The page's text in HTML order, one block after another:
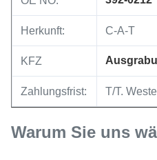
Herkunft: C-A-T
KFZ
Zahlungsfrist: T/T.
Warum Sie uns